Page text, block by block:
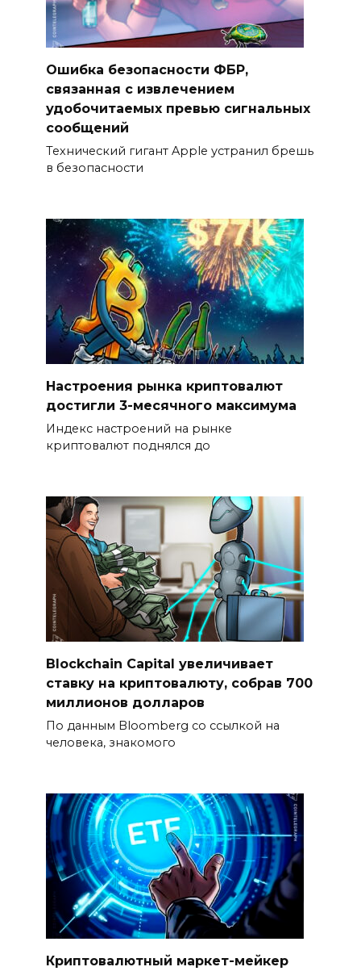
Ошибка безопасности ФБР,
связанная с извлечением
удобочитаемых превью сигнальных
сообщений
Технический гигант Apple устранил брешь
в безопасности
Настроения рынка криптовалют
достигли 3-месячного максимума
Индекс настроений на рынке
криптовалют поднялся до
Blockchain Capital увеличивает
ставку на криптовалюту, собрав 700
миллионов долларов
По данным Bloomberg со ссылкой на
человека, знакомого
Криптовалютный маркет-мейкер